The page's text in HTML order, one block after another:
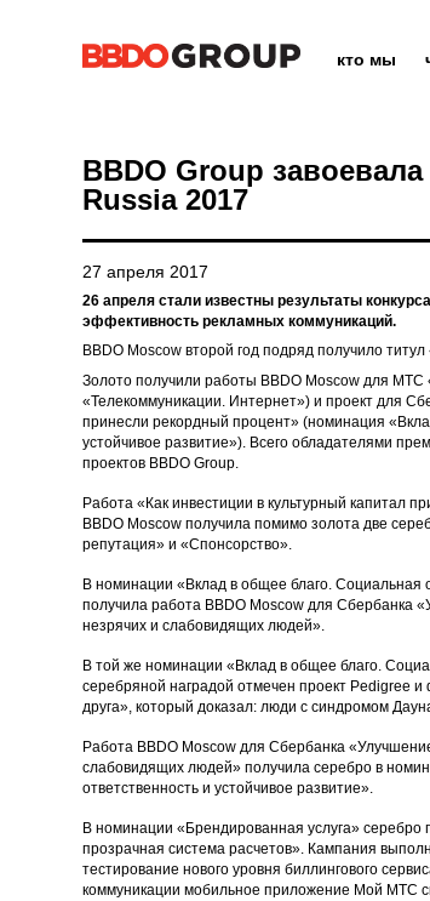
кто мы
BBDO Group
Russia 2017
27 апреля 2017
26 апреля стали известны результаты
эффективность рекламных коммуникаций.
BBDO Moscow второй год подряд получило титул
Золото получили работы BBDO Moscow для
«Телекоммуникации. Интернет») и проект для
принесли рекордный процент» (номинация
устойчивое развитие»). Всего обладателями
проектов BBDO Group.
Работа «Как инвестиции в культурный капитал
BBDO Moscow получила помимо золота две
репутация» и «Спонсорство».
В номинации «Вклад в общее благо. Социальная
получила работа BBDO Moscow для Сбербанка
незрячих и слабовидящих людей».
В той же номинации «Вклад в общее благо.
серебряной наградой отмечен проект Pedigree
друга», который доказал: люди с синдромом
Работа BBDO Moscow для Сбербанка
слабовидящих людей» получила серебро в
ответственность и устойчивое развитие».
В номинации «Брендированная услуга»
прозрачная система расчетов». Кампания
тестирование нового уровня биллингового
коммуникации мобильное приложение Мой МТС